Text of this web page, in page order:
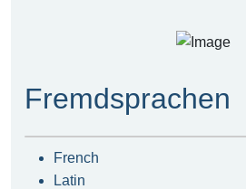
Fremdsprachen
French
Latin